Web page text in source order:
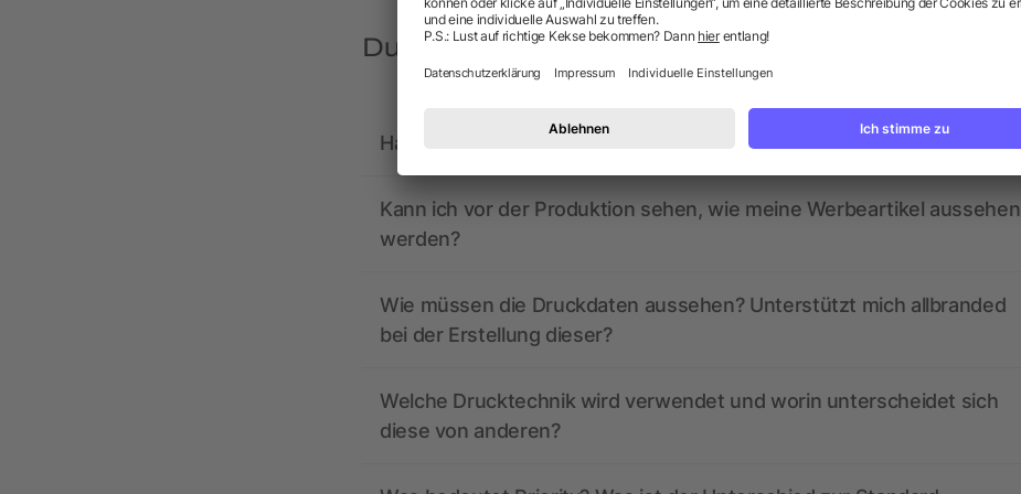
Du hast Fragen? Wir haben die Antworten.
Hat allbranded derzeit aktive Gutscheincodes?
Kann ich vor der Produktion sehen, wie meine Werbeartikel aussehen
werden?
Wie müssen die Druckdaten aussehen? Unterstützt mich allbranded
bei der Erstellung dieser?
Welche Drucktechnik wird verwendet und worin unterscheidet sich
diese von anderen?